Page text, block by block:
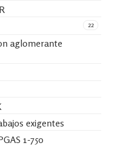
22
aglomerante
exigentes
1-750